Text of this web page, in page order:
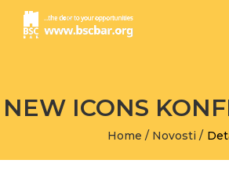
NEW ICONS
Home / Novosti /